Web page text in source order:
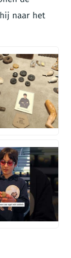
naar het